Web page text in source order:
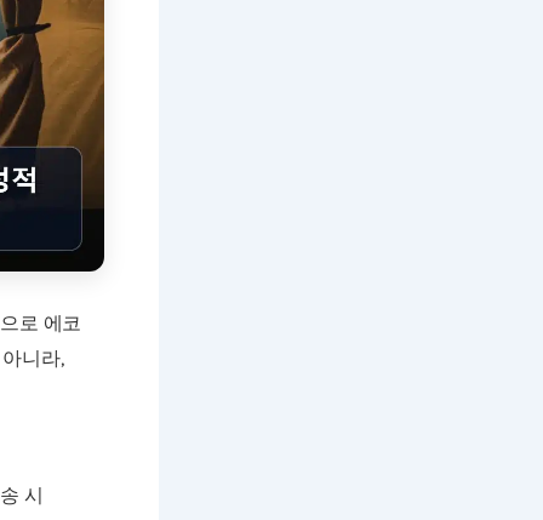
로 에코
니라,
시